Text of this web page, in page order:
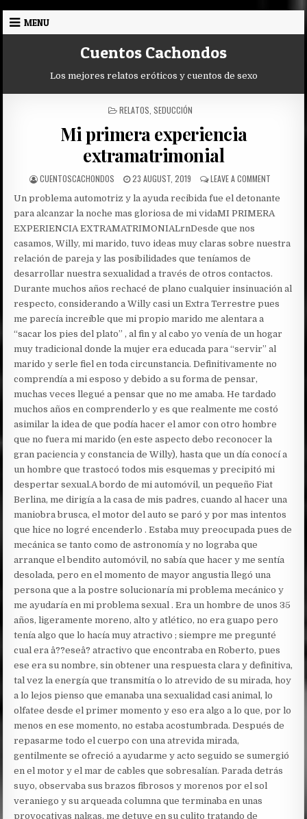
Skip
MENU
Cuentos Cachondos
Los mejores relatos eróticos y cuentos de sexo
POSTED
RELATOS SEDUCCIÓN
Mi primera experiencia
extramatrimonial
AUTHOR:
CUENTOSCACHONDOS
PUBLISHED
23 AUGUST, 2019 LEAVE A COMMENT
PRIMERA
Un problema automotriz y la ayuda recibida fue el detonante
para alcanzar la noche mas gloriosa de mi vidaMI PRIMERA
EXPERIENCIA EXTRAMATRIMONIALrnDesde que nos
casamos, Willy, mi marido, tuvo ideas muy claras sobre nuestra
relación de pareja y las posibilidades que teníamos de
desarrollar nuestra sexualidad a través de otros contactos.
Durante muchos años rechacé de plano cualquier insinuación al
respecto, considerando a Willy casi un Extra Terrestre pues
me parecía increíble que mi propio marido me alentara a
“sacar los pies del plato” , al fin y al cabo yo venía de un hogar
muy tradicional donde la mujer era educada para “servir” al
marido y serle fiel en toda circunstancia. Definitivamente no
comprendía a mi esposo y debido a su forma de pensar,
muchas veces llegué a pensar que no me amaba. He tardado
muchos años en comprenderlo y es que realmente me costó
asimilar la idea de que podía hacer el amor con otro hombre
que no fuera mi marido (en este aspecto debo reconocer la
gran paciencia y constancia de Willy), hasta que un día conocí a
un hombre que trastocó todos mis esquemas y precipitó mi
despertar sexual.A bordo de mi automóvil, un pequeño Fiat
Berlina, me dirigía a la casa de mis padres, cuando al hacer una
maniobra brusca, el motor del auto se paró y por mas intentos
que hice no logré encenderlo . Estaba muy preocupada pues de
mecánica se tanto como de astronomía y no lograba que
arranque el bendito automóvil, no sabía que hacer y me sentía
desolada, pero en el momento de mayor angustia llegó una
persona que a la postre solucionaría mi problema mecánico y
me ayudaría en mi problema sexual . Era un hombre de unos 35
años, ligeramente moreno, alto y atlético, no era guapo pero
tenía algo que lo hacía muy atractivo ; siempre me pregunté
cual era â??eseâ? atractivo que encontraba en Roberto, pues
ese era su nombre, sin obtener una respuesta clara y definitiva,
tal vez la energía que transmitía o lo atrevido de su mirada, hoy
a lo lejos pienso que emanaba una sexualidad casi animal, lo
olfatee desde el primer momento y eso era algo a lo que, por lo
menos en ese momento, no estaba acostumbrada. Después de
repasarme todo el cuerpo con una atrevida mirada,
gentilmente se ofreció a ayudarme y acto seguido se sumergió
en el motor y el mar de cables que sobresalían. Parada detrás
suyo, observaba sus brazos fibrosos y morenos por el sol
veraniego y su arqueada columna que terminaba en unas
provocativas nalgas, me detuve en su culito tratando de